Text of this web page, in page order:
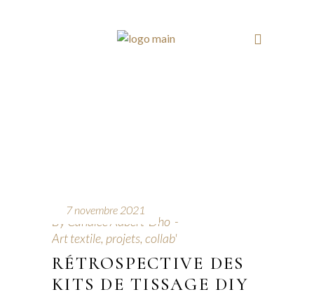
7 novembre 2021
By Candice Aubert-Dho
Art textile, projets, collab'
RÉTROSPECTIVE DES
KITS DE TISSAGE DIY